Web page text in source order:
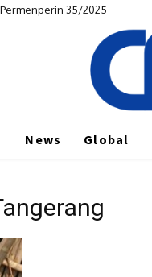
Permenperin 35/2025
News Global